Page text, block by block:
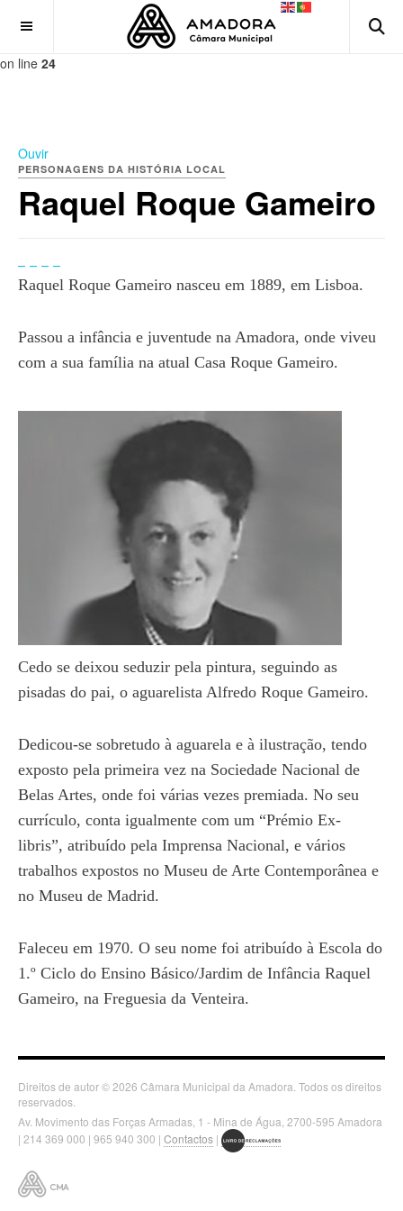
Notice
: Undefined index: option in
/home/cmamadora/public_html/templates/ja_magz_ii/tpls/
on line 24
Ouvir
PERSONAGENS DA HISTÓRIA LOCAL
Raquel Roque Gameiro
Raquel Roque Gameiro nasceu em 1889, em Lisboa.
Passou a infância e juventude na Amadora, onde viveu
com a sua família na atual Casa Roque Gameiro.
Cedo se deixou seduzir pela pintura, seguindo as
pisadas do pai, o aguarelista Alfredo Roque Gameiro.
Dedicou-se sobretudo à aguarela e à ilustração, tendo
exposto pela primeira vez na Sociedade Nacional de
Belas Artes, onde foi várias vezes premiada. No seu
currículo, conta igualmente com um “Prémio Ex-
libris”, atribuído pela Imprensa Nacional, e vários
trabalhos expostos no Museu de Arte Contemporânea e
no Museu de Madrid.
Faleceu em 1970. O seu nome foi atribuído à Escola do
1.º Ciclo do Ensino Básico/Jardim de Infância Raquel
Gameiro, na Freguesia da Venteira.
Direitos de autor © 2026 Câmara Municipal da Amadora. Todos os direitos
reservados.
Av. Movimento das Forças Armadas, 1 - Mina de Água, 2700-595 Amadora
| 214 369 000 | 965 940 300 | Contactos |